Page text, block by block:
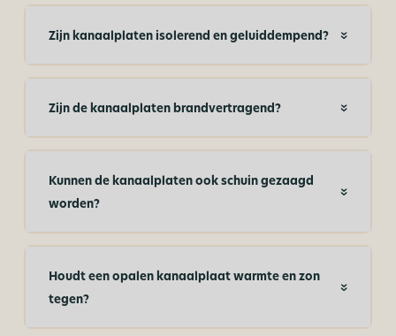
Zijn kanaalplaten isolerend en geluiddempend?
Zijn de kanaalplaten brandvertragend?
Kunnen de kanaalplaten ook schuin gezaagd
worden?
Houdt een opalen kanaalplaat warmte en zon
tegen?